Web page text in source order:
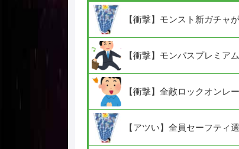
【衝撃】モンスト新ガチャ
【衝撃】モンパスプレミア
【衝撃】全敵ロックオンレ
【アツい】全員セーフティ